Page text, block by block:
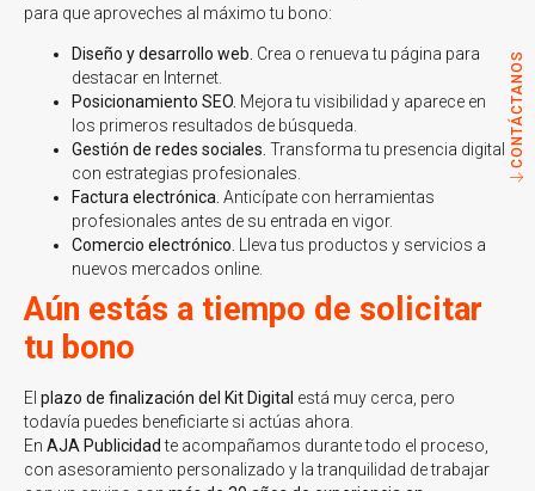
CONTÁCTANOS
para que aproveches al máximo tu bono:
Diseño y desarrollo web. Crea o renueva tu página para
destacar en Internet.
Posicionamiento SEO. Mejora tu visibilidad y aparece en
los primeros resultados de búsqueda.
Gestión de redes sociales. Transforma tu presencia digital
con estrategias profesionales.
Factura electrónica. Anticípate con herramientas
profesionales antes de su entrada en vigor.
Comercio electrónico.
Lleva tus productos y servicios a
nuevos mercados online.
Aún estás a tiempo de solicitar
tu bono
El plazo de finalización del Kit Digital está muy cerca, pero
todavía puedes beneficiarte si actúas ahora.
En AJA Publicidad te acompañamos durante todo el proceso,
con asesoramiento personalizado y la tranquilidad de trabajar